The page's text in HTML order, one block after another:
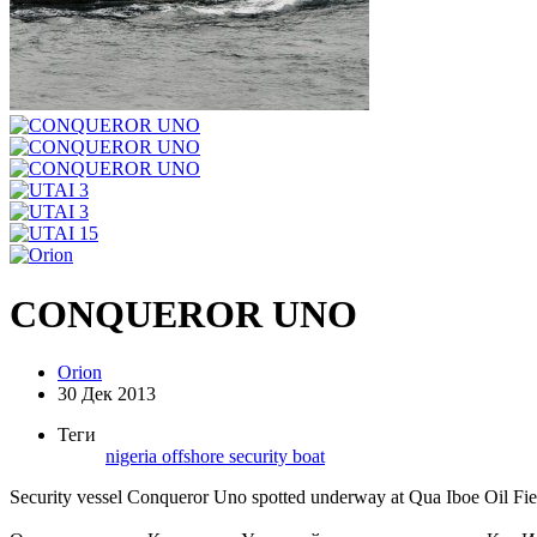
CONQUEROR UNO
Orion
30 Дек 2013
Теги
nigeria offshore security boat
Security vessel Conqueror Uno spotted underway at Qua Iboe Oil